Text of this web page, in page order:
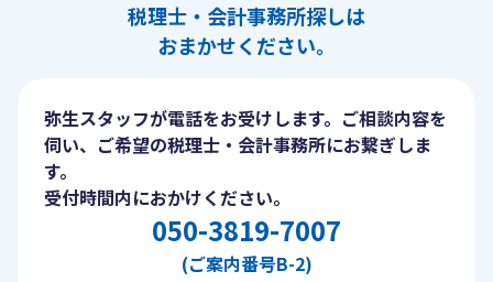
税理士・会計事務所探しは
おまかせください。
弥生スタッフが電話をお受けします。ご相談内容を
伺い、ご希望の税理士・会計事務所にお繋ぎしま
す。
受付時間内におかけください。
050-3819-7007
(ご案内番号B-2)